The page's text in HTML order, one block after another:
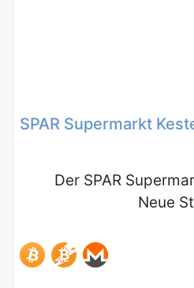
SPAR Supermarkt
Der SPAR
Neue